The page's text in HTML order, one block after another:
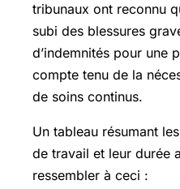
tribunaux ont reconnu
subi des blessures
d’indemnités pour une
compte tenu de la
de soins continus.
Un tableau résumant
de travail et leur durée
ressembler à ceci :